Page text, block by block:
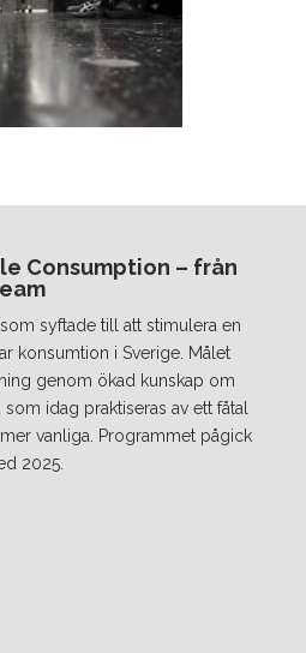
Consumption – från
syftade till att stimulera en
konsumtion i Sverige. Målet
genom ökad kunskap om
idag praktiseras av ett fåtal
vanliga. Programmet pågick
2025.